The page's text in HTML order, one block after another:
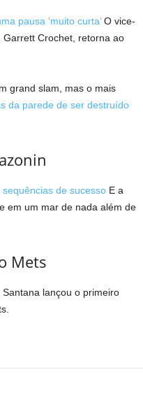
pausa ‘muito curta’O vice-
Crochet, retorna ao
grand slam, mas o mais
da parede de ser destruído
de sucesso E a
em um mar de nada além de
Mets
Santana lançou o primeiro